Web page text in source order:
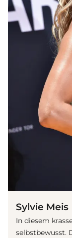
Sylvie Meis
In diesem
selbstbewusst.